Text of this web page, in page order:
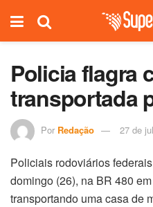
Policia flagra
transportada
Por Redação 27 de
Policiais rodoviários
domingo (26), na BR 480
transportando uma casa de